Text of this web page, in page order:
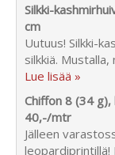
Silkki-
cm
Uutuus! Silkki-
silkkiä. Mustalla,
Lue lisää »
Chiffon 8 (34
40,-/mtr
Jälleen
leopardiprintillä!